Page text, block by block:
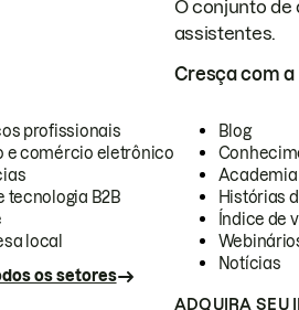
O conjunto de
assistentes.
profissionais
e comércio eletrônico
tecnologia B2B
local
os setores
Cresça com a
Blog
Academia
Histórias
Índice de
Notícias
ADQUIRA SEU